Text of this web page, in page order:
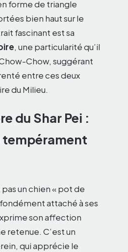
forme de triangle
bien haut sur le
fascinant est sa
, une particularité qu’il
Chow, suggérant
entre ces deux
du Milieu.
du Shar Pei :
tempérament
pas un chien « pot de
attaché à ses
son affection
retenue. C’est un
qui apprécie le